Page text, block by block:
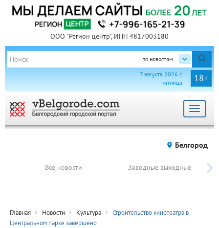
ООО "Регион центр", ИНН 4817003180
по новостям
18+
7 августа 2026 г.
пятница
Toggle
Белгород
Все новости Заводные выходные
Главная Новости Культура
Строительство кинотеатра в
Центральном парке завершено